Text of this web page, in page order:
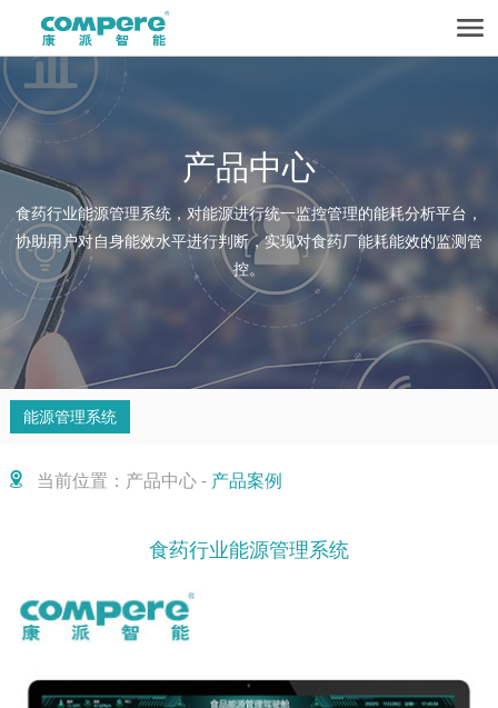
产品中心
食药行业能源管理系统，对能源进行统一监控管理的能耗分析平台，
协助用户对自身能效水平进行判断，实现对食药厂能耗能效的监测管
控。
能源管理系统
当前位置：产品中心 - 产品案例
食药行业能源管理系统